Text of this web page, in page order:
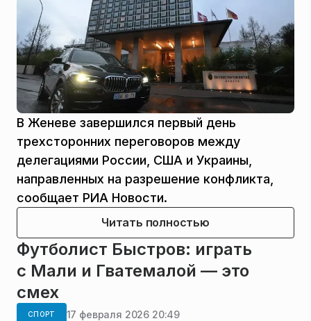
В Женеве завершился первый день
трехсторонних переговоров между
делегациями России, США и Украины,
направленных на разрешение конфликта,
сообщает РИА Новости.
Читать полностью
Футболист Быстров: играть
с Мали и Гватемалой — это
смех
СПОРТ 17 февраля 2026 20:49